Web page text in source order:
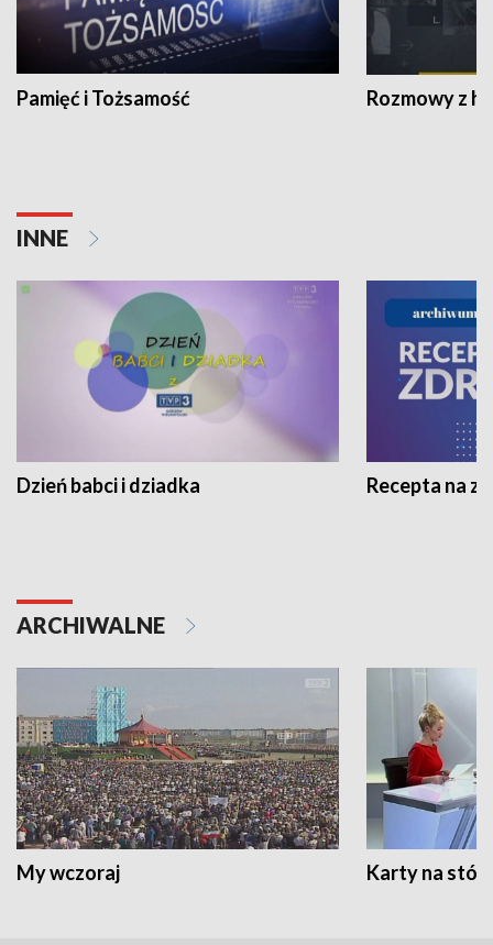
Pamięć i Tożsamość Rozmowy z
INNE
Dzień babci i dziadka Recepta na
ARCHIWALNE
My wczoraj Karty na